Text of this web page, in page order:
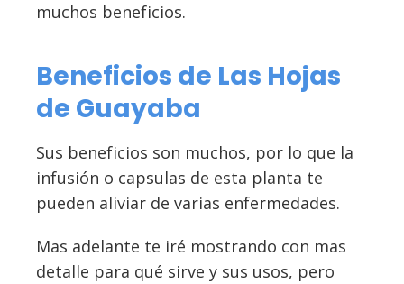
muchos beneficios.
Beneficios de Las Hojas
de Guayaba
Sus beneficios son muchos, por lo que la
infusión o capsulas de esta planta te
pueden aliviar de varias enfermedades.
Mas adelante te iré mostrando con mas
detalle para qué sirve y sus usos, pero